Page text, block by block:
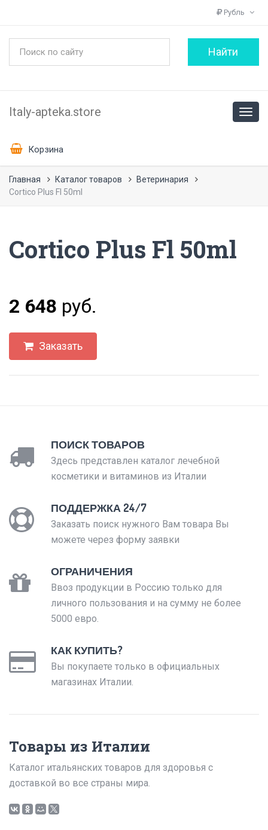
Рубль
Italy-apteka.store
Корзина
Главная Каталог товаров
Ветеринария
Cortico Plus Fl 50ml
Cortico Plus Fl 50ml
2 648 руб.
Заказать
ПОИСК ТОВАРОВ
Здесь представлен каталог лечебной
косметики и витаминов из Италии
ПОДДЕРЖКА 24/7
Заказать поиск нужного Вам товара Вы
можете через форму заявки
ОГРАНИЧЕНИЯ
Ввоз продукции в Россию только для
личного пользования и на сумму не более
5000 евро.
КАК КУПИТЬ?
Вы покупаете только в официальных
магазинах Италии.
Товары из Италии
Каталог итальянских товаров для здоровья с
доставкой во все страны мира.